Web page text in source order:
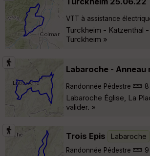
VTT à assistance
Turckheim - Katzenthal
Turckheim »
Labaroche -
Randonnée Pédestre
Labaroche Église, La
valider. »
Trois Epis Labaroche
Randonnée Pédestre